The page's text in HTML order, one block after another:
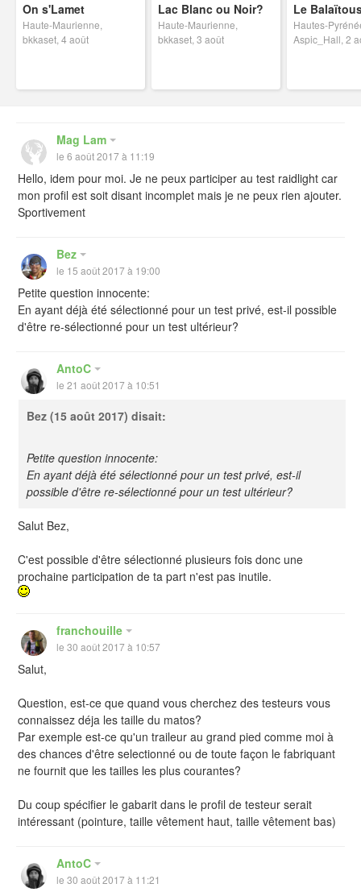
On s'Lamet
Haute-Maurienne,
bkkaset, 4 août
Lac Blanc ou Noir?
Haute-Maurienne,
bkkaset, 3 août
Le
Hautes-
Aspic_Hall, 2
Mag Lam
le 6 août 2017 à 11:19
Hello, idem pour moi. Je ne peux participer au test raidlight car
mon profil est soit disant incomplet mais je ne peux rien ajouter.
Sportivement
Bez
le 15 août 2017 à 19:00
Petite question innocente:
En ayant déjà été sélectionné pour un test privé, est-il possible
d'être re-sélectionné pour un test ultérieur?
AntoC
le 21 août 2017 à 10:51
Bez (15 août 2017) disait:
Petite question innocente:
En ayant déjà été sélectionné pour un test privé, est-il
possible d'être re-sélectionné pour un test ultérieur?
Salut Bez,
C'est possible d'être sélectionné plusieurs fois donc une
prochaine participation de ta part n'est pas inutile.
franchouille
le 30 août 2017 à 10:57
Salut,
Question, est-ce que quand vous cherchez des testeurs vous
connaissez déja les taille du matos?
Par exemple est-ce qu'un traileur au grand pied comme moi à
des chances d'être selectionné ou de toute façon le fabriquant
ne fournit que les tailles les plus courantes?
Du coup spécifier le gabarit dans le profil de testeur serait
intéressant (pointure, taille vêtement haut, taille vêtement bas)
AntoC
le 30 août 2017 à 11:21